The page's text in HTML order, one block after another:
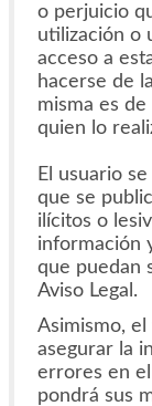
o perjuicio
utilización o
acceso a
hacerse de
misma es
quien lo
El usuario
que se
ilícitos o
información
que puedan
Aviso Legal.
Asimismo,
asegurar la
errores en
pondrá sus